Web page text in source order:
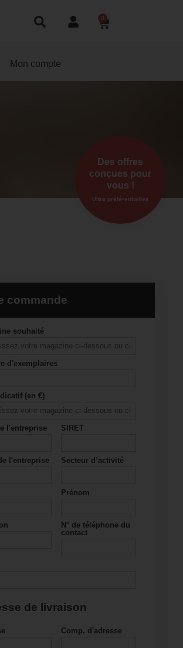
0
Mon compte
Des offres
conçues pour
vous !
Ultra préférentielles
commande
souhaité
d'exemplaires
(en €)
l'entreprise SIRET
l'entreprise Secteur d’activité
Prénom
N° de téléphone du
contact
de livraison
Comp. d'adresse